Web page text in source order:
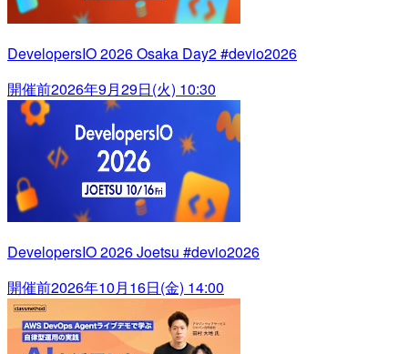
DevelopersIO 2026 Osaka Day2 #devio2026
開催前2026年9月29日(火) 10:30
DevelopersIO 2026 Joetsu #devio2026
開催前2026年10月16日(金) 14:00